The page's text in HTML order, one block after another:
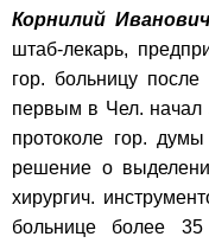
Корнилий Иванович
штаб-лекарь,
гор. больницу
первым в Чел. начал
протоколе гор.
решение о
хирургич.
больнице более